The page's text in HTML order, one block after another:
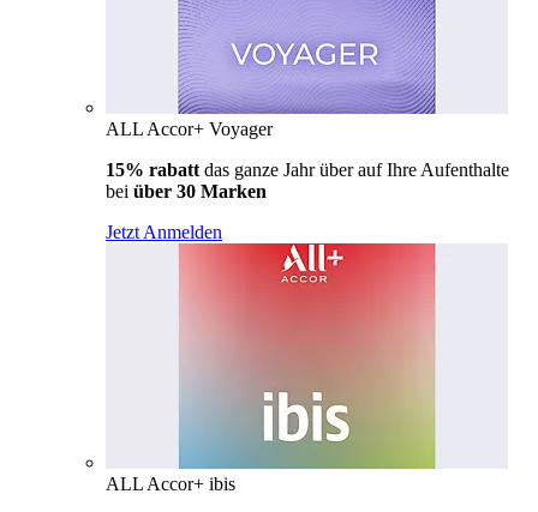
ALL Accor+ Voyager
15% rabatt das ganze Jahr über auf Ihre Aufenthalte
bei über 30 Marken
Jetzt Anmelden
ALL Accor+ ibis